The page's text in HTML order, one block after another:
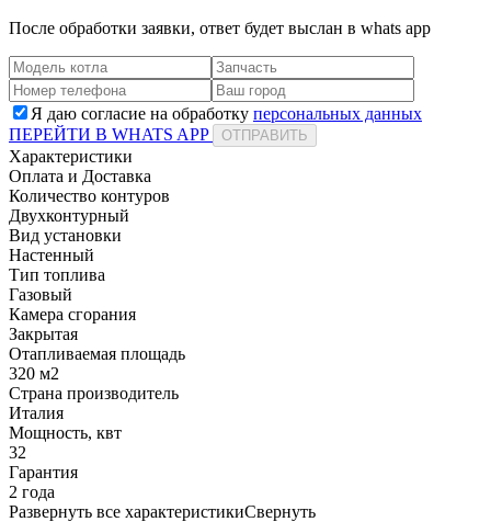
После обработки заявки, ответ будет выслан в whats app
Я даю согласие на обработку персональных данных
ПЕРЕЙТИ В WHATS APP
ОТПРАВИТЬ
Характеристики
Оплата и Доставка
Количество контуров
Двухконтурный
Вид установки
Настенный
Тип топлива
Газовый
Камера сгорания
Закрытая
Отапливаемая площадь
320 м2
Страна производитель
Италия
Мощность, квт
32
Гарантия
2 года
Развернуть все характеристикиСвернуть